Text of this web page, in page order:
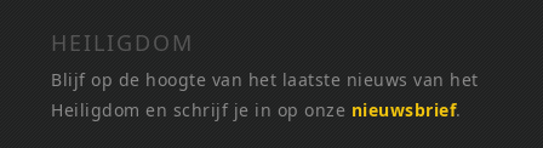
HEILIGDOM
Blijf op de hoogte van het laatste nieuws van het
Heiligdom en schrijf je in op onze nieuwsbrief.